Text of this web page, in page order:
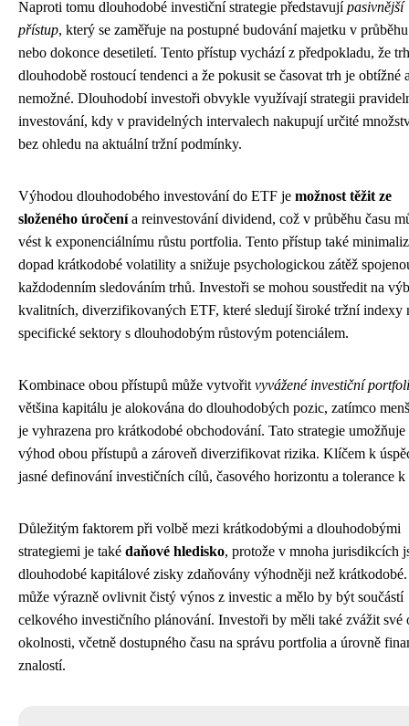
Naproti tomu dlouhodobé investiční strategie představujípasivnější
přístup, který se zaměřuje na postupné budování majetku v
nebo dokonce desetiletí. Tento přístup vychází z předpokladu, že
dlouhodobě rostoucí tendenci a že pokusit se časovat trh je obtížné
nemožné. Dlouhodobí investoři obvykle využívají strategii
investování, kdy v pravidelných intervalech nakupují určité
bez ohledu na aktuální tržní podmínky.
Výhodou dlouhodobého investování do ETF je možnost těžit ze
složeného úročenía reinvestování dividend, což v průběhu času
vést k exponenciálnímu růstu portfolia. Tento přístup také
dopad krátkodobé volatility a snižuje psychologickou zátěž
každodenním sledováním trhů. Investoři se mohou soustředit na
kvalitních, diverzifikovaných ETF, které sledují široké tržní indexy
specifické sektory s dlouhodobým růstovým potenciálem.
Kombinace obou přístupů může vytvořit vyvážené investiční
většina kapitálu je alokována do dlouhodobých pozic, zatímco
je vyhrazena pro krátkodobé obchodování. Tato strategie
výhod obou přístupů a zároveň diverzifikovat rizika. Klíčem k
jasné definování investičních cílů, časového horizontu a tolerance
Důležitým faktorem při volbě mezi krátkodobými a dlouhodobými
strategiemi je také daňové hledisko, protože v mnoha jurisdikcích
dlouhodobé kapitálové zisky zdaňovány výhodněji než
může výrazně ovlivnit čistý výnos z investic a mělo by být součástí
celkového investičního plánování. Investoři by měli také zvážit své
okolnosti, včetně dostupného času na správu portfolia a úrovně
znalostí.